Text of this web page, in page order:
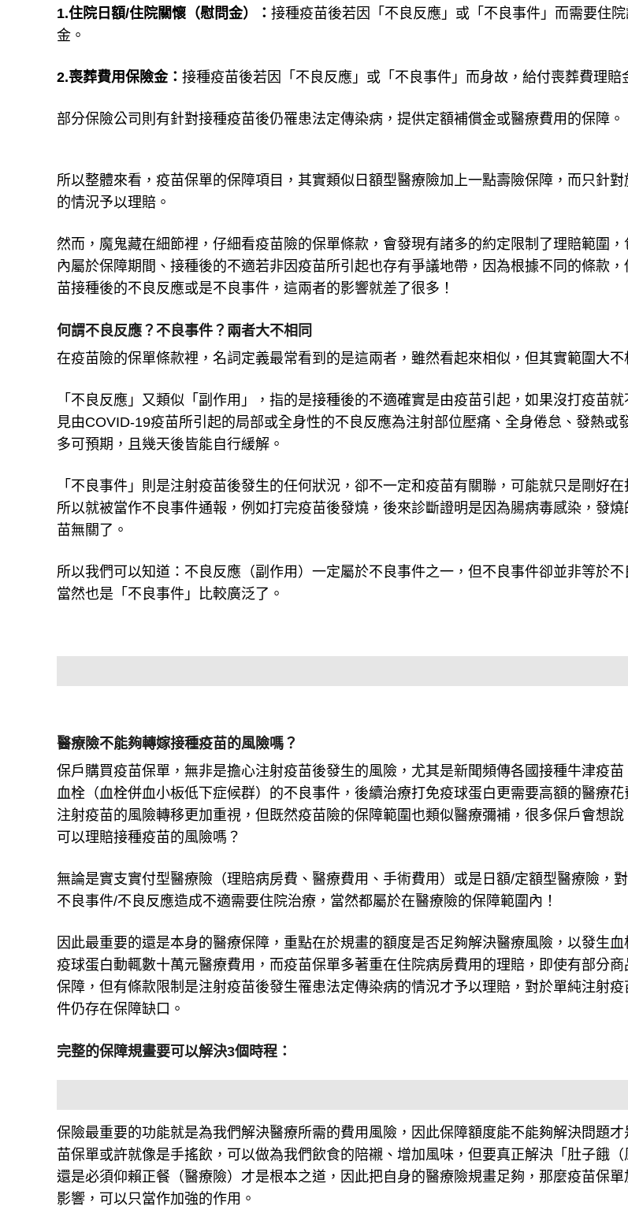
1.住院日額/住院關懷（慰問金）： 接種疫苗後若因「不良反應」或「不良事件」而需要住
金。
2.喪葬費用保險金： 接種疫苗後若因「不良反應」或「不良事件」而身故，給付喪葬費理賠
部分保險公司則有針對接種疫苗後仍罹患法定傳染病，提供定額補償金或醫療費用的保障。
所以整體來看，疫苗保單的保障項目，其實類似日額型醫療險加上一點壽險保障，而只針
的情況予以理賠。
然而，魔鬼藏在細節裡，仔細看疫苗險的保單條款，會發現有諸多的約定限制了理賠範圍，
內屬於保障期間、接種後的不適若非因疫苗所引起也存有爭議地帶，因為根據不同的條款
苗接種後的不良反應或是不良事件，這兩者的影響就差了很多！
何謂不良反應？不良事件？兩者大不相同
在疫苗險的保單條款裡，名詞定義最常看到的是這兩者，雖然看起來相似，但其實範圍大不
「不良反應」又類似「副作用」，指的是接種後的不適確實是由疫苗引起，如果沒打疫苗
見由COVID-19疫苗所引起的局部或全身性的不良反應為注射部位壓痛、全身倦怠、發熱或
多可預期，且幾天後皆能自行緩解。
「不良事件」則是注射疫苗後發生的任何狀況，卻不一定和疫苗有關聯，可能就只是剛好在
所以就被當作不良事件通報，例如打完疫苗後發燒，後來診斷證明是因為腸病毒感染，發
苗無關了。
所以我們可以知道：不良反應（副作用）一定屬於不良事件之一，但不良事件卻並非等於不
當然也是「不良事件」比較廣泛了。
醫療險不能夠轉嫁接種疫苗的風險嗎？
保戶購買疫苗保單，無非是擔心注射疫苗後發生的風險，尤其是新聞頻傳各國接種牛津疫
血栓（血栓併血小板低下症候群）的不良事件，後續治療打免疫球蛋白更需要高額的醫療
注射疫苗的風險轉移更加重視，但既然疫苗險的保障範圍也類似醫療彌補，很多保戶會想
可以理賠接種疫苗的風險嗎？
無論是實支實付型醫療險（理賠病房費、醫療費用、手術費用）或是日額/定額型醫療險，
不良事件/不良反應造成不適需要住院治療，當然都屬於在醫療險的保障範圍內！
因此最重要的還是本身的醫療保障，重點在於規畫的額度是否足夠解決醫療風險，以發生
疫球蛋白動輒數十萬元醫療費用，而疫苗保單多著重在住院病房費用的理賠，即使有部分商
保障，但有條款限制是注射疫苗後發生罹患法定傳染病的情況才予以理賠，對於單純注射
件仍存在保障缺口。
完整的保障規畫要可以解決3個時程：
保險最重要的功能就是為我們解決醫療所需的費用風險，因此保障額度能不能夠解決問題
苗保單或許就像是手搖飲，可以做為我們飲食的陪襯、增加風味，但要真正解決「肚子餓（
還是必須仰賴正餐（醫療險）才是根本之道，因此把自身的醫療險規畫足夠，那麼疫苗保
影響，可以只當作加強的作用。